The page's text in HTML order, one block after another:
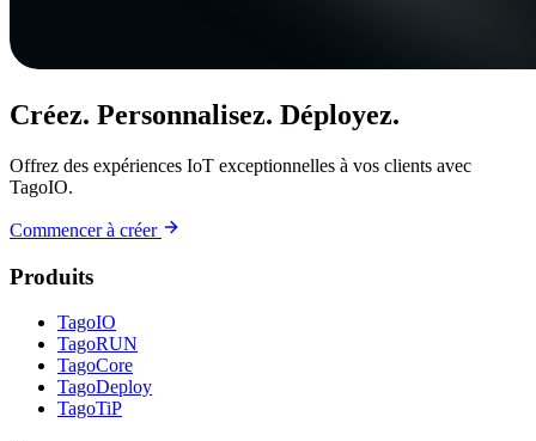
Créez. Personnalisez. Déployez.
Offrez des expériences IoT exceptionnelles à vos clients avec
TagoIO.
Commencer à créer
Produits
TagoIO
TagoRUN
TagoCore
TagoDeploy
TagoTiP